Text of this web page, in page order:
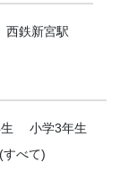
西鉄新宮駅
小学3年生
すべて)